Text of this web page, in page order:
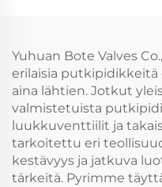
Yuhuan Bote Valves
erilaisia putkipidikkeitä
aina lähtien. Jotkut
valmistetuista
luukkuventtiilit ja
tarkoitettu eri
kestävyys ja jatkuva
tärkeitä. Pyrimme